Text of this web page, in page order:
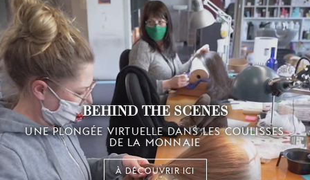
BEHIND THE SCENES
UNE PLONGÉE VIRTUELLE DANS LES COULISSES
DE LA MONNAIE
À DÉCOUVRIR ICI